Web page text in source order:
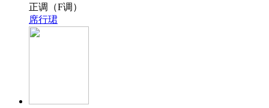
正调（F调）
席行珺